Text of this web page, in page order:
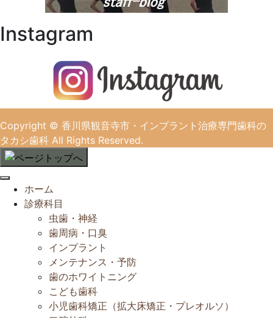
Instagram
Copyright © 香川県観音寺市・インプラント治療専門歯科の
タカシ歯科 All Rights Reserved.
ホーム
診療科目
虫歯・神経
歯周病・口臭
インプラント
メンテナンス・予防
歯のホワイトニング
こども歯科
小児歯科矯正（拡大床矯正・プレオルソ）